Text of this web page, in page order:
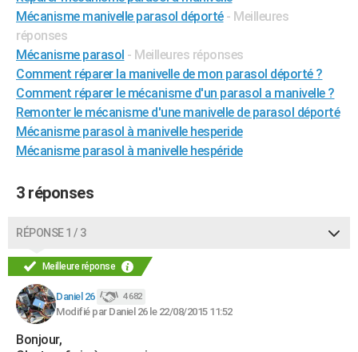
Mécanisme manivelle parasol déporté - Meilleures
réponses
Mécanisme parasol - Meilleures réponses
Comment réparer la manivelle de mon parasol déporté ?
Comment réparer le mécanisme d'un parasol a manivelle ?
Remonter le mécanisme d'une manivelle de parasol déporté
Mécanisme parasol à manivelle hesperide
Mécanisme parasol à manivelle hespéride
3 réponses
RÉPONSE 1 / 3
Meilleure réponse
Daniel 26 4 682
Modifié par Daniel 26 le 22/08/2015 11:52
Bonjour,